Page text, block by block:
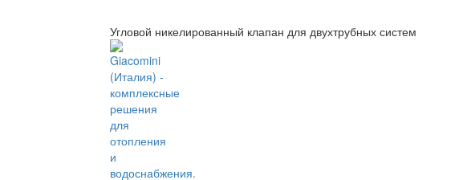
Угловой никелированный клапан для двухтрубных систем